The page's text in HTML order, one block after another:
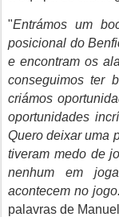
"Entrámos um
posicional do
e encontram os
conseguimos ter
criámos
oportunidades
Quero deixar uma
tiveram medo de
nenhum em
acontecem no
palavras de